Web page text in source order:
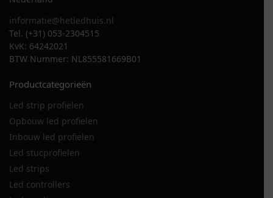
informatie@hetledhuis.nl
Tel. (+31) 053-2304515
KvK: 64242021
BTW Nummer: NL855581669B01
Productcategorieën
Led strip profielen
Opbouw led profielen
Inbouw led profielen
Led stucprofielen
Led strips
Led controllers